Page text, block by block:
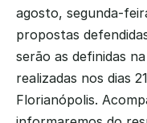
agosto, segunda-
propostas
serão as definidas
realizadas nos dias
Florianópolis.